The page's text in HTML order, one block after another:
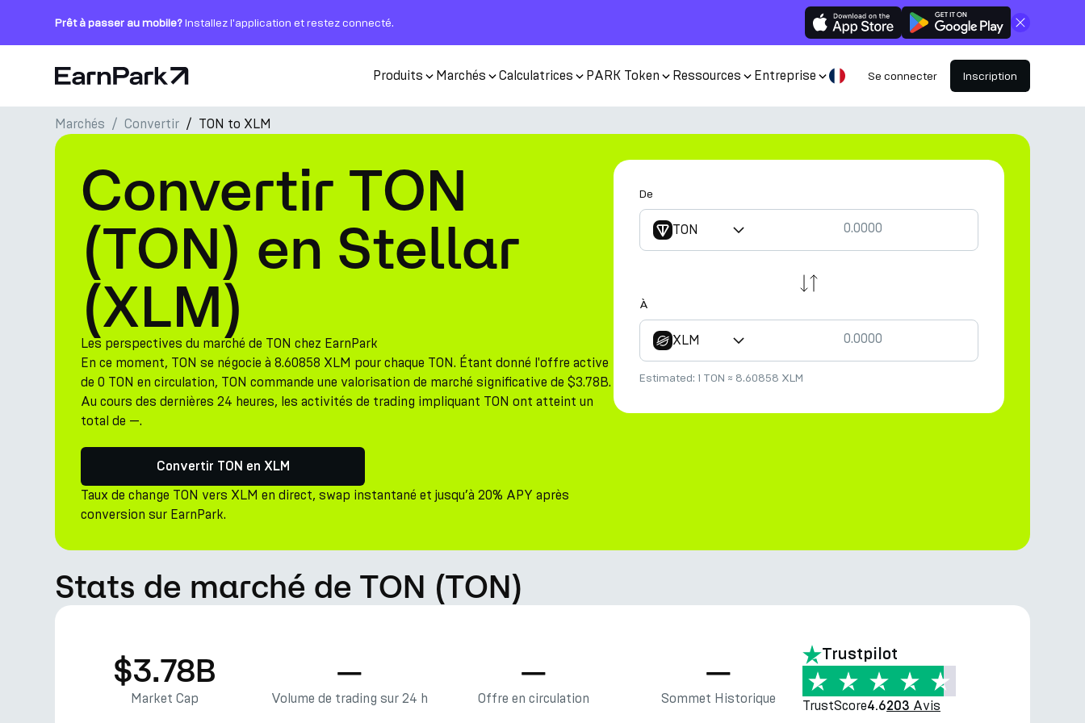
Prêt à passer au mobile?Installez l'application et restez connecté. Fermer
Page d'accueil Produits Marchés Calculatrices PARK Token Ressources Entreprise Se connecter Inscription
Produits
Marchés
Calculatrices
PARK Token
Ressources
Entreprise
Marchés Convertir TON to XLM
Convertir TON
(TON) en Stellar
(XLM)
Les perspectives du marché de TON chez EarnPark
En ce moment, TON se négocie à 8.60858 XLM pour chaque TON. Étant donné l'offre active
de 0 TON en circulation, TON commande une valorisation de marché significative de $3.78B.
Au cours des dernières 24 heures, les activités de trading impliquant TON ont atteint un
total de —.
Convertir TON en XLM
Taux de change TON vers XLM en direct, swap instantané et jusqu’à 20% APY après
conversion sur EarnPark.
De
TON
À
XLM
Estimated: 1 TON ≈ 8.60858 XLM
Stats de marché de TON (TON)
$3.78B
Market Cap
—
Volume de trading sur 24 h
—
Offre en circulation
—
Sommet Historique
Trustpilot
TrustScore4.6203 Avis